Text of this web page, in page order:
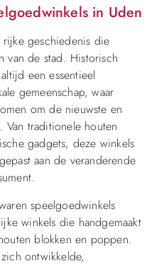
in Uden
geschiedenis die
van de stad. Historisch
een essentieel
gemeenschap, waar
om de nieuwste en
Van traditionele houten
gadgets, deze winkels
aan de veranderende
speelgoedwinkels
winkels die handgemaakt
blokken en poppen.
ontwikkelde,